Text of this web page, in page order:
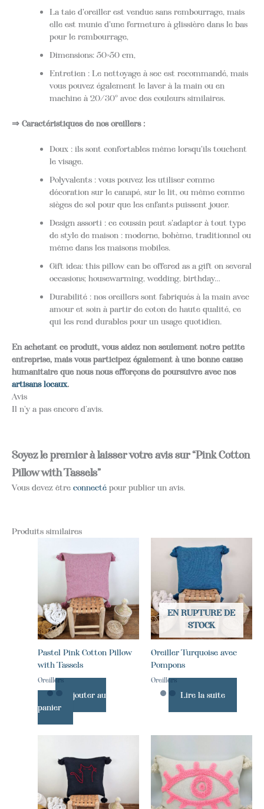
La taie d'oreiller est vendue sans rembourrage, mais
elle est munie d'une fermeture à glissière dans le bas
pour le rembourrage,
Dimensions: 50×50 cm,
Entretien : Le nettoyage à sec est recommandé, mais
vous pouvez également le laver à la main ou en
machine à 20/30° avec des couleurs similaires.
⇒ Caractéristiques de nos oreillers :
Doux : ils sont confortables même lorsqu'ils touchent
le visage.
Polyvalents : vous pouvez les utiliser comme
décoration sur le canapé, sur le lit, ou même comme
sièges de sol pour que les enfants puissent jouer.
Design assorti : ce coussin peut s'adapter à tout type
de style de maison : moderne, bohème, traditionnel ou
même dans les maisons mobiles.
Gift idea: this pillow can be offered as a gift on several
occasions; housewarming, wedding, birthday…
Durabilité : nos oreillers sont fabriqués à la main avec
amour et soin à partir de coton de haute qualité, ce
qui les rend durables pour un usage quotidien.
En achetant ce produit, vous aidez non seulement notre petite
entreprise, mais vous participez également à une bonne cause
humanitaire que nous nous efforçons de poursuivre avec nos
artisans locaux.
Avis
Il n’y a pas encore d’avis.
Soyez le premier à laisser votre avis sur “Pink Cotton
Pillow with Tassels”
Vous devez être connecté pour publier un avis.
Produits similaires
Pastel Pink Cotton Pillow
with Tassels
Oreillers
Ajouter au
panier
EN RUPTURE DE
STOCK
Oreiller Turquoise avec
Pompons
Oreillers
Lire la suite